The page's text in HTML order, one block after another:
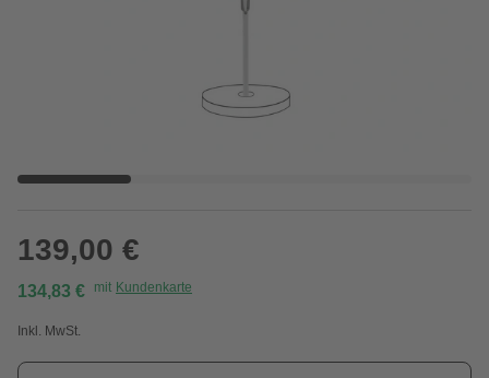
139,00 €
134,83 € mit Kundenkarte
Inkl. MwSt.